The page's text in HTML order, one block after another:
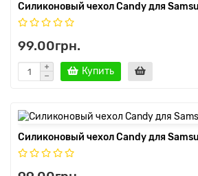
Силиконовый чехол Candy для
99.00грн.
Купить
Силиконовый чехол Candy для